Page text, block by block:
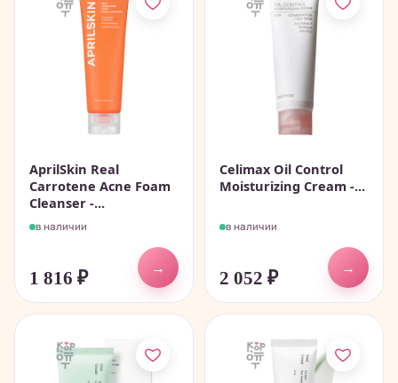
AprilSkin Real
Carrotene Acne Foam
Cleanser -...
в наличии
1 816 ₽
→
Celimax Oil Control
Moisturizing Cream -...
в наличии
2 052 ₽
→